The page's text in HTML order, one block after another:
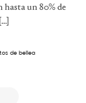
hasta un 80% de
de bellea